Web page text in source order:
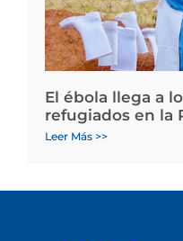
El ébola llega a
refugiados en la
Leer Más >>